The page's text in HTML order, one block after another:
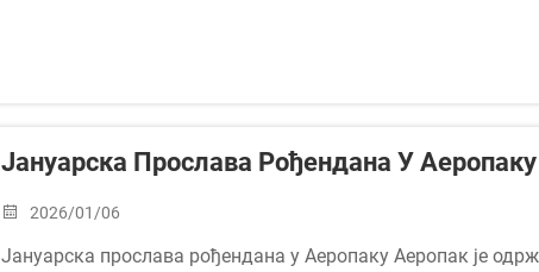
Јануарска Прослава Рођендана У Аеропаку
2026/01/06
Јануарска прослава рођендана у Аеропаку Аеропак је